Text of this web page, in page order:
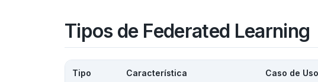
Tipos de Federated Learning
Tipo Característica Caso de Uso